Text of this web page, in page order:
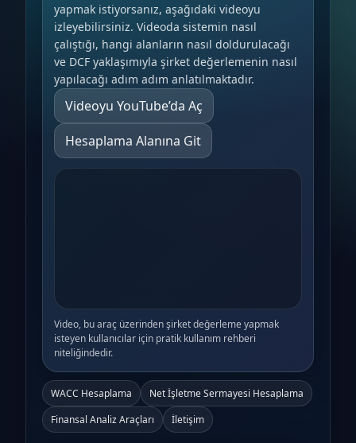
yapmak istiyorsanız, aşağıdaki videoyu
izleyebilirsiniz. Videoda sistemin nasıl
çalıştığı, hangi alanların nasıl doldurulacağı
ve DCF yaklaşımıyla şirket değerlemenin nasıl
yapılacağı adım adım anlatılmaktadır.
Videoyu YouTube’da Aç
Hesaplama Alanına Git
Video, bu araç üzerinden şirket değerleme yapmak
isteyen kullanıcılar için pratik kullanım rehberi
niteliğindedir.
WACC Hesaplama
Net İşletme Sermayesi Hesaplama
Finansal Analiz Araçları
İletişim